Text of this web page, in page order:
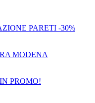
PARETI -30%
MODENA
PROMO!